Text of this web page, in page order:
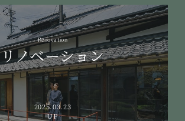
Renovation
リノベーション
2025.03.23
UP